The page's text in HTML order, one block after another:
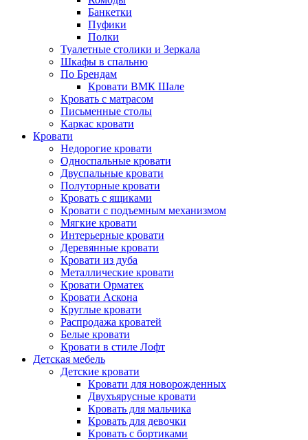
Банкетки
Пуфики
Полки
Туалетные столики и Зеркала
Шкафы в спальню
По Брендам
Кровати ВМК Шале
Кровать с матрасом
Письменные столы
Каркас кровати
Кровати
Недорогие кровати
Односпальные кровати
Двуспальные кровати
Полуторные кровати
Кровать с ящиками
Кровати с подъемным механизмом
Мягкие кровати
Интерьерные кровати
Деревянные кровати
Кровати из дуба
Металлические кровати
Кровати Орматек
Кровати Аскона
Круглые кровати
Распродажа кроватей
Белые кровати
Кровати в стиле Лофт
Детская мебель
Детские кровати
Кровати для новорожденных
Двухъярусные кровати
Кровать для мальчика
Кровать для девочки
Кровать с бортиками